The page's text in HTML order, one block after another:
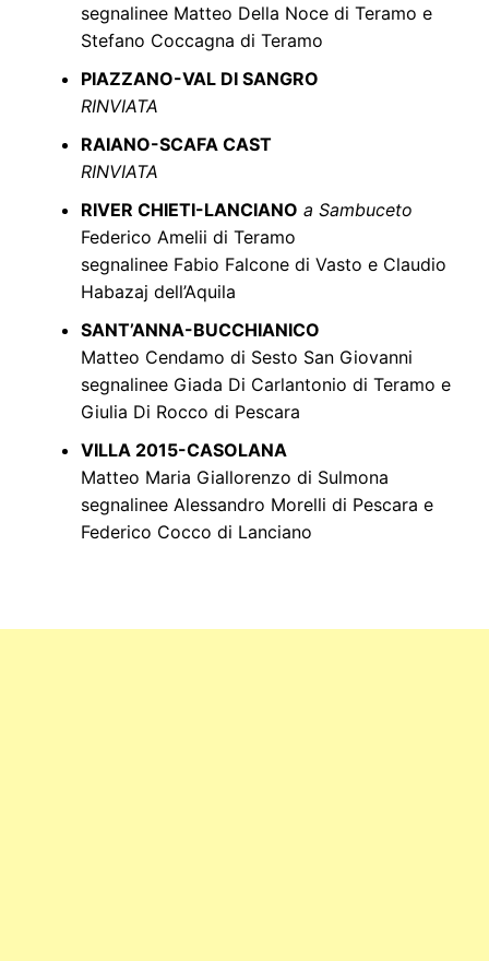
segnalinee Matteo Della Noce di Teramo e
Stefano Coccagna di Teramo
PIAZZANO-VAL DI SANGRO
RINVIATA
RAIANO-SCAFA CAST
RINVIATA
RIVER CHIETI-LANCIANO a Sambuceto
Federico Amelii di Teramo
segnalinee Fabio Falcone di Vasto e Claudio
Habazaj dell’Aquila
SANT’ANNA-BUCCHIANICO
Matteo Cendamo di Sesto San Giovanni
segnalinee Giada Di Carlantonio di Teramo e
Giulia Di Rocco di Pescara
VILLA 2015-CASOLANA
Matteo Maria Giallorenzo di Sulmona
segnalinee Alessandro Morelli di Pescara e
Federico Cocco di Lanciano